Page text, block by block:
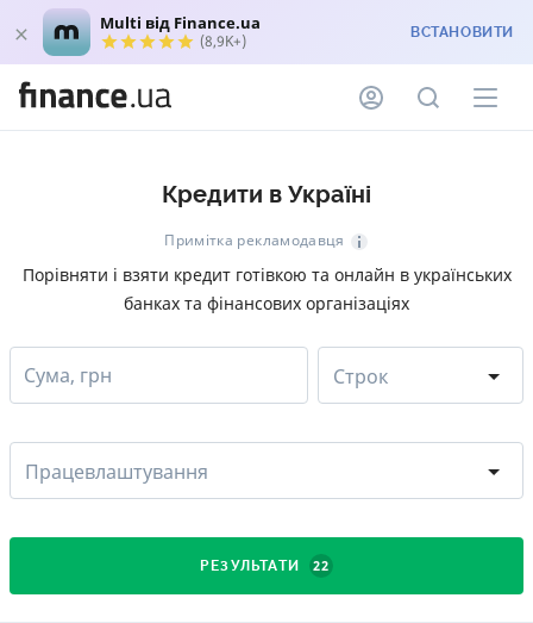
Multi від Finance.ua
(8,9K+) ВСТАНОВИТИ
Кредити в Україні
Примітка рекламодавця
Порівняти і взяти кредит готівкою та онлайн в українських
банках та фінансових організаціях
Сума, грн Строк
Працевлаштування
РЕЗУЛЬТАТИ 22